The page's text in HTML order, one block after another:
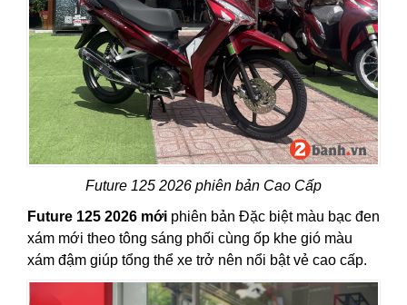
Future 125 2026 phiên bản Cao Cấp
Future 125 2026 mới phiên bản Đặc biệt màu bạc đen
xám mới theo tông sáng phối cùng ốp khe gió màu
xám đậm giúp tổng thể xe trở nên nổi bật vẻ cao cấp.